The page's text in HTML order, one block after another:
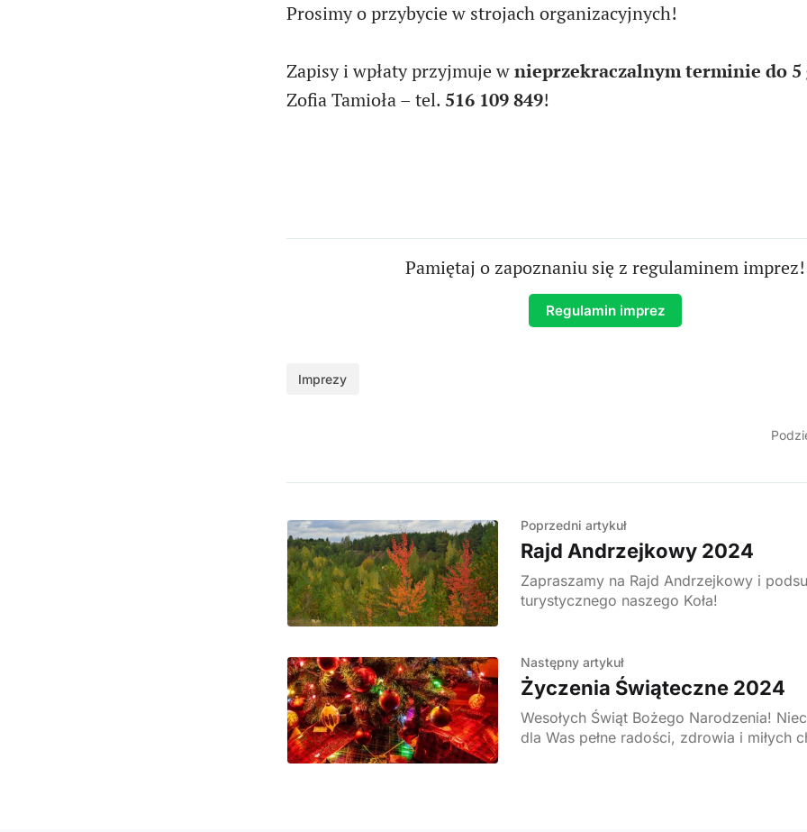
Prosimy o przybycie w strojach organizacyjnych!
Zapisy i wpłaty przyjmuje wnieprzekraczalnym terminie do
Zofia Tamioła – tel. 516 109 849!
Pamiętaj o zapoznaniu się z regulaminem imprez!
Regulamin imprez
Imprezy
Poprzedni artykuł
Rajd Andrzejkowy 2024
Zapraszamy na Rajd Andrzejkowy i
turystycznego naszego Koła!
Następny artykuł
Życzenia Świąteczne 2024
Wesołych Świąt Bożego Narodzenia! Niech te Święta będą
dla Was pełne radości, zdrowia i miłych